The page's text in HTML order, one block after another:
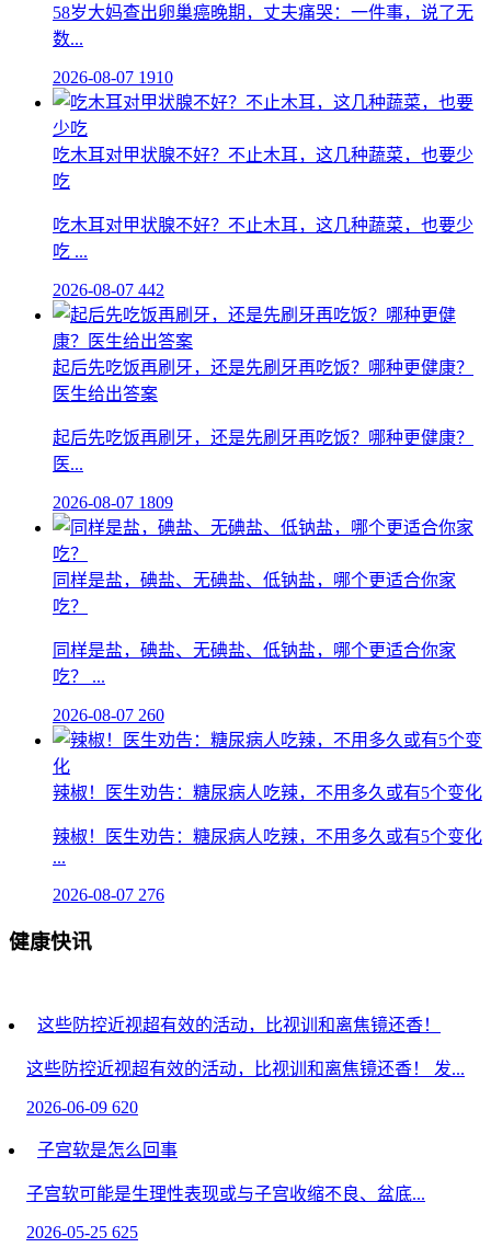
58岁大妈查出卵巢癌晚期，丈夫痛哭：一件事，说了无
数...
2026-08-07 1910
吃木耳对甲状腺不好？不止木耳，这几种蔬菜，也要少
吃
吃木耳对甲状腺不好？不止木耳，这几种蔬菜，也要少
吃 ...
2026-08-07 442
起后先吃饭再刷牙，还是先刷牙再吃饭？哪种更健康？
医生给出答案
起后先吃饭再刷牙，还是先刷牙再吃饭？哪种更健康？
医...
2026-08-07 1809
同样是盐，碘盐、无碘盐、低钠盐，哪个更适合你家
吃？
同样是盐，碘盐、无碘盐、低钠盐，哪个更适合你家
吃？ ...
2026-08-07 260
辣椒！医生劝告：糖尿病人吃辣，不用多久或有5个变化
辣椒！医生劝告：糖尿病人吃辣，不用多久或有5个变化
...
2026-08-07 276
健康快讯
这些防控近视超有效的活动，比视训和离焦镜还香！
这些防控近视超有效的活动，比视训和离焦镜还香！ 发...
2026-06-09 620
子宫软是怎么回事
子宫软可能是生理性表现或与子宫收缩不良、盆底...
2026-05-25 625